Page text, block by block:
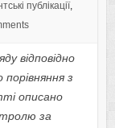
публікації,
відповідно
з
описано
за